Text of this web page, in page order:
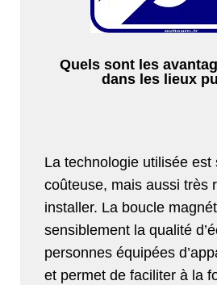
Quels sont les
dans les lieux
La technologie utilisée est
coûteuse, mais aussi très
installer. La boucle
sensiblement la qualité
personnes équipées
et permet de faciliter à la